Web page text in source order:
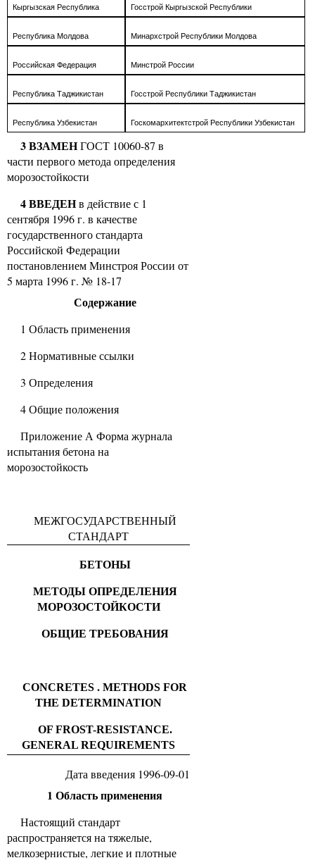
Кыргызская Республика Госстрой Кыргызской Республики
Республика Молдова Минархстрой Республики Молдова
Российская Федерация Минстрой России
Республика Таджикистан Госстрой Республики Таджикистан
Республика Узбекистан Госкомархитектстрой Республики Узбекистан
3 ВЗАМЕНГОСТ 10060-87 в
части первого метода определения
морозостойкости
4 ВВЕДЕНв действие с 1
сентября 1996 г. в качестве
государственного стандарта
Российской Федерации
постановлением Минстроя России от
5 марта 1996 г. № 18-17
Содержание
1 Область применения
2 Нормативные ссылки
3 Определения
4 Общие положения
Приложение А Форма журнала
испытания бетона на
морозостойкость
МЕЖГОСУДАРСТВЕННЫЙ
СТАНДАРТ
БЕТОНЫ
МЕТОДЫ ОПРЕДЕЛЕНИЯ
МОРОЗОСТОЙКОСТИ
ОБЩИЕ ТРЕБОВАНИЯ
CONCRETES . METHODS FOR
THE DETERMINATION
OF FROST-RESISTANCE.
GENERAL REQUIREMENTS
Дата введения 1996-09-01
1 Область применения
Настоящий стандарт
распространяется на тяжелые,
мелкозернистые, легкие и плотные